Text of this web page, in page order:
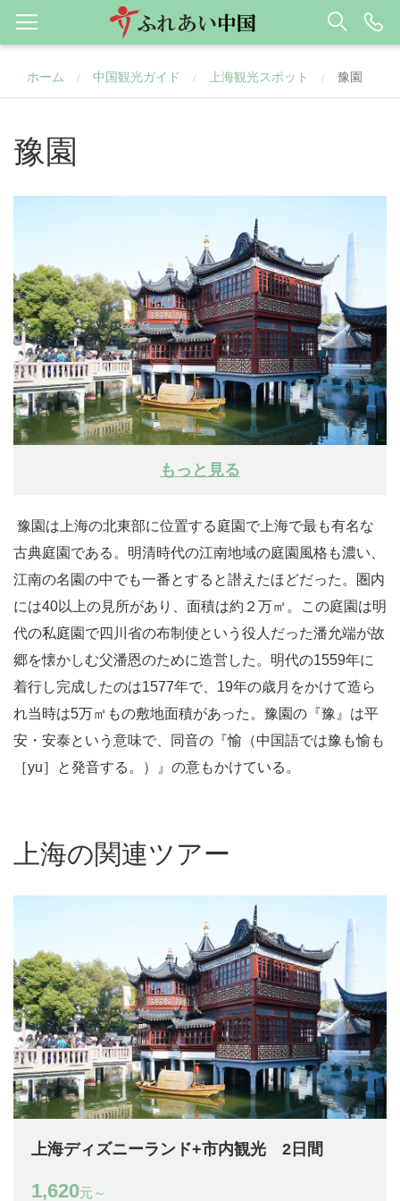
ホーム / 中国観光ガイド / 上海観光スポット / 豫園
豫園
もっと見る
豫園は上海の北東部に位置する庭園で上海で最も有名な
古典庭園である。明清時代の江南地域の庭園風格も濃い、
江南の名園の中でも一番とすると譛えたほどだった。圏内
には40以上の見所があり、面積は約２万㎡。この庭園は明
代の私庭園で四川省の布制使という役人だった潘允端が故
郷を懐かしむ父潘恩のために造営した。明代の1559年に
着行し完成したのは1577年で、19年の歳月をかけて造ら
れ当時は5万㎡もの敷地面積があった。豫園の『豫』は平
安・安泰という意味で、同音の『愉（中国語では豫も愉も
［yu］と発音する。）』の意もかけている。
上海の関連ツアー
上海ディズニーランド+市内観光 2日間
1,620元～